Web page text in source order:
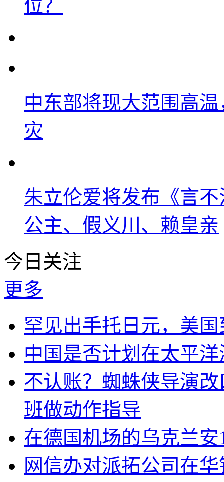
位？
中东部将现大范围高
灾
朱立伦爱将发布《言
公主、假义川、赖皇亲
今日关注
更多
罕见出手托日元，美
中国是否计划在太平
不认账？蜘蛛侠导演
班做动作指导
在德国机场的乌克兰
网信办对派拓公司在